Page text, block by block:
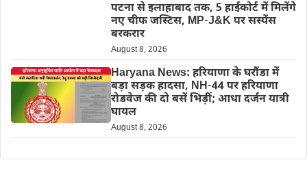
पटना से इलाहाबाद तक, 5 हाईकोर्ट में मिलेंगे
नए चीफ जस्टिस, MP-J&K पर सस्पेंस
बरकरार
August 8, 2026
Haryana News: हरियाणा के घरौंडा में
बड़ा सड़क हादसा, NH-44 पर हरियाणा
रोडवेज की दो बसें भिड़ीं; आधा दर्जन यात्री
घायल
August 8, 2026